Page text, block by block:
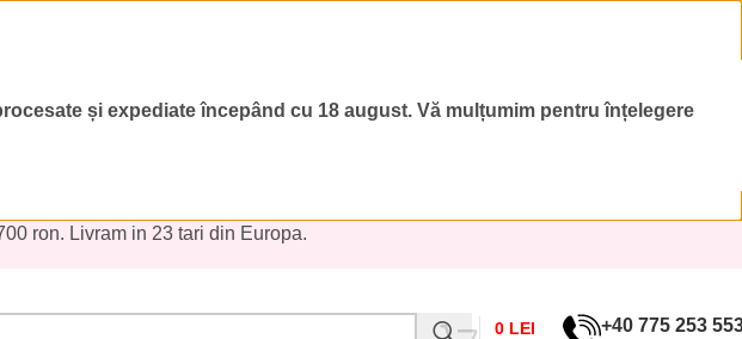
și expediate începând cu 18 august. Vă mulțumim pentru înțelegere
ron. Livram in 23 tari din Europa.
0 LEI
+40 775 253